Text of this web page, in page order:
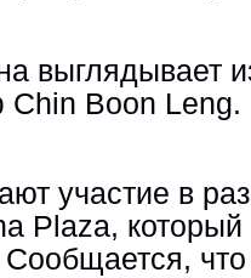
выглядывает
Chin Boon Leng.
участие в
Plaza,